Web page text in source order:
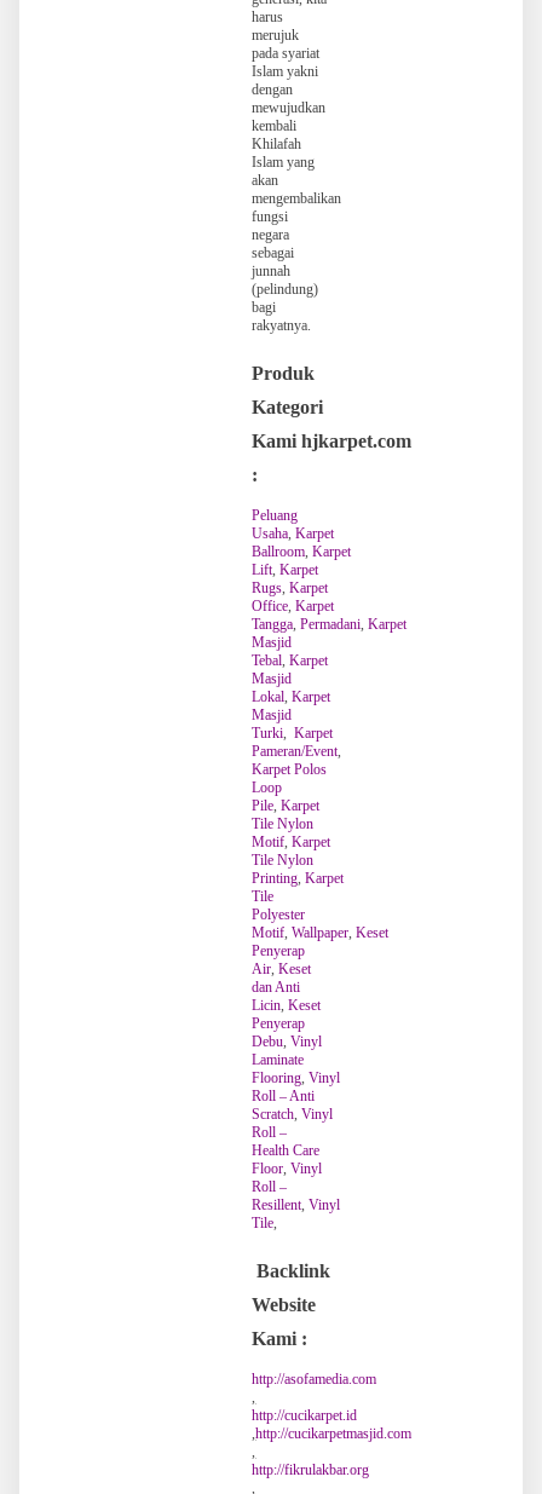
harus
merujuk
pada syariat
Islam yakni
dengan
mewujudkan
kembali
Khilafah
Islam yang
akan
mengembalikan
fungsi
negara
sebagai
junnah
(pelindung)
bagi
rakyatnya.
Produk
Kategori
Kami hjkarpet.com
:
Peluang
Usaha ,Karpet
Ballroom ,Karpet
Lift ,Karpet
Rugs ,Karpet
Office ,Karpet
Tangga ,Permadani ,Karpet
Masjid
Tebal ,Karpet
Masjid
Lokal ,Karpet
Masjid
Turki ,Karpet
Pameran/Event
Karpet Polos
Loop
Pile ,Karpet
Tile Nylon
Motif ,Karpet
Tile Nylon
Printing ,Karpet
Tile
Polyester
Motif ,Wallpaper ,Keset
Penyerap
Air ,Keset
dan Anti
Licin ,Keset
Penyerap
Debu ,Vinyl
Laminate
Flooring ,Vinyl
Roll – Anti
Scratch ,Vinyl
Roll –
Health Care
Floor ,Vinyl
Roll –
Resillent ,Vinyl
Tile
Backlink
Website
Kami :
http://asofamedia.com
http://cucikarpet.id
,http://cucikarpetmasjid.com
http://fikrulakbar.org